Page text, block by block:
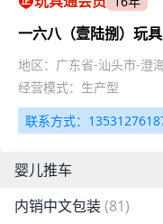
一六八（壹陆捌）玩
地区：广东省-汕头市-澄
经营模式：生产型
联系方式：
婴儿推车
内销中文包装(81)